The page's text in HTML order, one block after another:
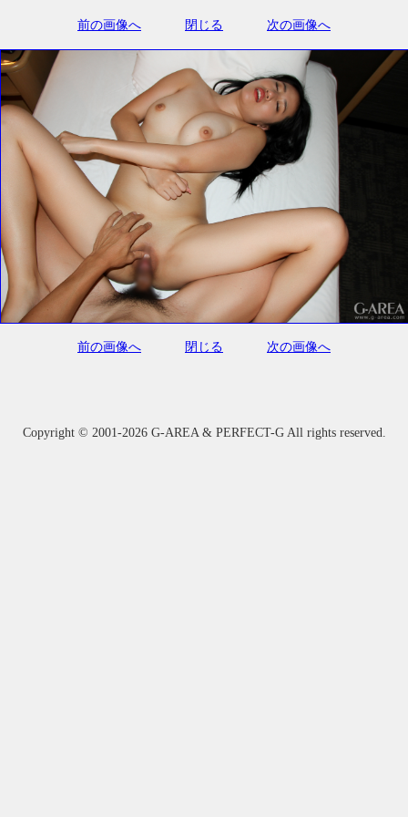
前の画像へ 閉じる 次の画像へ
前の画像へ 閉じる 次の画像へ
Copyright © 2001-2026 G-AREA & PERFECT-G All rights reserved.